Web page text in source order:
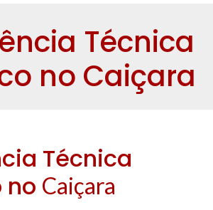
Técnica
no Caiçara
Técnica
no Caiçara